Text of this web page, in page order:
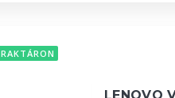
RAKTÁRON